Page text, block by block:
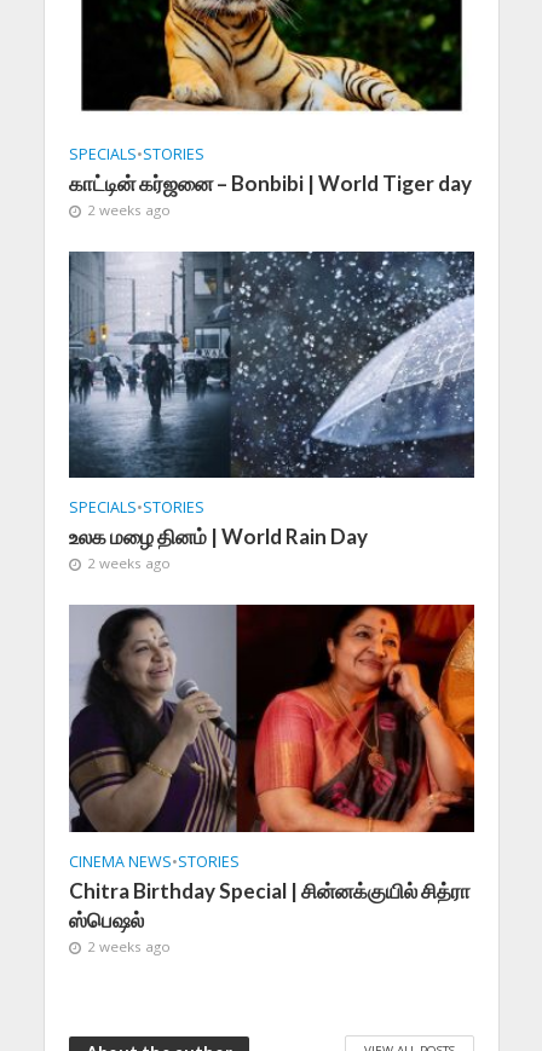
SPECIALS•STORIES
காட்டின் கர்ஜனை – Bonbibi | World Tiger day
2 weeks ago
SPECIALS•STORIES
உலக மழை தினம் | World Rain Day
2 weeks ago
CINEMA NEWS•STORIES
Chitra Birthday Special | சின்னக்குயில் சித்ரா
ஸ்பெஷல்
2 weeks ago